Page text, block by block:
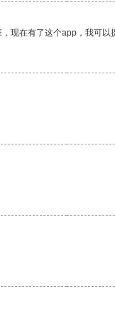
现在有了这个app，我可以